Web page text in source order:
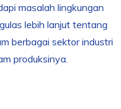
masalah lingkungan
lebih lanjut tentang
berbagai sektor industri
produksinya.